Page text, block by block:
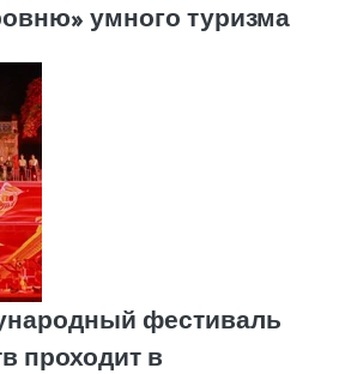
умного туризма
фестиваль
проходит в